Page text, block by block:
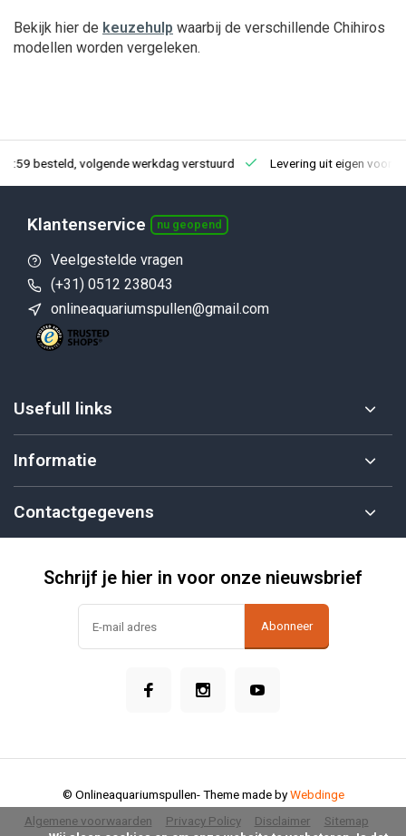
Bekijk hier de keuzehulp waarbij de verschillende Chihiros
modellen worden vergeleken.
besteld, volgende werkdag verstuurd Levering uit eigen
Klantenservice nu geopend
Veelgestelde vragen
(+31) 0512 238043
onlineaquariumspullen@gmail.com
Usefull links
Informatie
Contactgegevens
Schrijf je hier in voor onze nieuwsbrief
Abonneer
Algemene voorwaarden Privacy Policy Disclaimer Sitemap
© Onlineaquariumspullen- Theme made byWebdinge